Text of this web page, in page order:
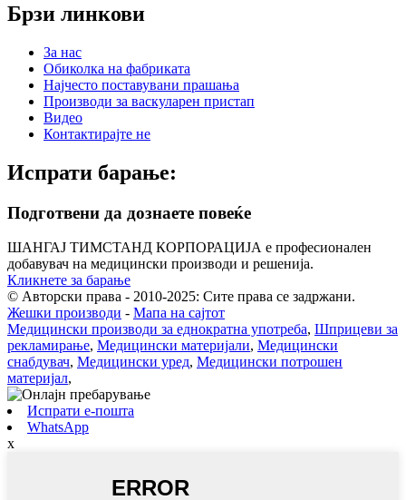
Брзи линкови
За нас
Обиколка на фабриката
Најчесто поставувани прашања
Производи за васкуларен пристап
Видео
Контактирајте не
Испрати барање:
Подготвени да дознаете повеќе
ШАНГАЈ ТИМСТАНД КОРПОРАЦИЈА е професионален
добавувач на медицински производи и решенија.
Кликнете за барање
© Авторски права - 2010-2025: Сите права се задржани.
Жешки производи - Мапа на сајтот
Медицински производи за еднократна употреба, Шприцеви за
рекламирање, Медицински материјали, Медицински
снабдувач, Медицински уред, Медицински потрошен
материјал,
Испрати е-пошта
WhatsApp
x